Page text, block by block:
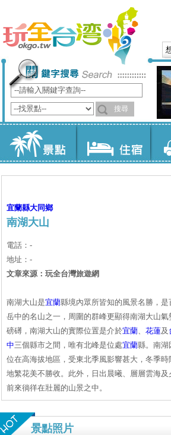
宜蘭縣大同鄉
南湖大山
電話：-
地址：-
文章來源：玩全台灣旅遊網
南湖大山是宜蘭縣境內眾所皆知的風景名勝，是
岳中的名山之一，周圍的群峰更顯得南湖大山氣
磅礡，南湖大山的實際位置是介於宜蘭、 花蓮及
中三個縣市之間，唯有北峰是位處宜蘭縣。南湖
位在高海拔地區，受東北季風影響甚大，冬季
地繁花美不勝收。此外，日出晨曦、層層雲海
前來徜徉在壯麗的山景之中。
景點照片